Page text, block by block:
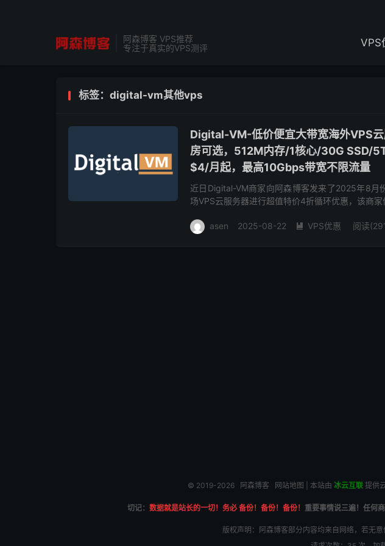
阿森博客 VPS推荐
专注于真实的VPS测评
VPS
标签：digital-vm其他vps
Digital-VM-低价便宜大带宽海外VPS
房可选，512M内存/1核心/30G SSD/
$4/月起，最高10Gbps带宽不限流量
近日Digital-VM商家向阿森博客发来了2025年8月
场VPS云服务器进行超值特价4折循环优惠，该商
asen 2025-08-22  VPS优惠 阅读
© 2019-2026 阿森博客 网站地图 | 本站由 冰云互联 提供
切记： 数据就是站长的一切！务必 备份！备份！备份！ 重要事情说三遍！任何
版权声明：阿森博客部分内容均来自网络，若无